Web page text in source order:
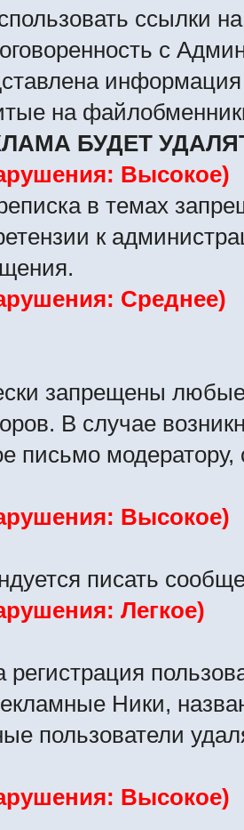
ссылки
с
на
БУДЕТ
Высокое)
в темах
к
Среднее)
запрещены
В случае
письмо
Высокое)
писать
Легкое)
Ники,
пользователи
Высокое)